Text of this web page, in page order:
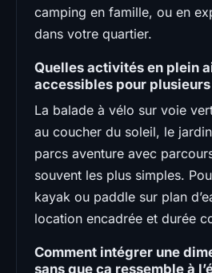
camping en famille, ou en
dans votre quartier.
Quelles activités en plein
accessibles pour
La balade à vélo sur voie
au coucher du soleil, le
parcs aventure avec
souvent les plus simples.
kayak ou paddle sur plan
location encadrée et durée
Comment intégrer une
sans que ça ressemble à